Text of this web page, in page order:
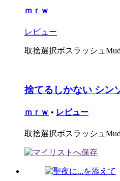
ｍｒｗ
レビュー
取捨選択ボスラッシュMud
捨てるしかない シン
ｍｒｗ • レビュー
取捨選択ボスラッシュMud